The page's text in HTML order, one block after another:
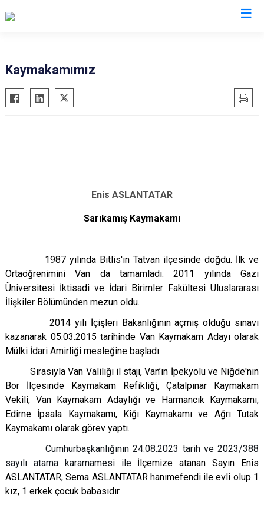
Akyaka
Arpaçay
Kaymakamımız
Enis ASLANTATAR
Sarıkamış Kaymakamı
1987 yılında Bitlis'in Tatvan ilçesinde doğdu. İlk ve
Ortaöğrenimini Van da tamamladı. 2011 yılında Gazi
Üniversitesi İktisadi ve İdari Birimler Fakültesi Uluslararası
İlişkiler Bölümünden mezun oldu.
2014 yılı İçişleri Bakanlığının açmış olduğu sınavı
kazanarak 05.03.2015 tarihinde Van Kaymakam Adayı olarak
Mülki İdari Amirliği mesleğine başladı.
Sırasıyla Van Valiliği il stajı, Van’ın İpekyolu ve Niğde'nin
Bor İlçesinde Kaymakam Refikliği, Çatalpınar Kaymakam
Vekili, Van Kaymakam Adaylığı ve Harmancık Kaymakamı,
Edirne İpsala Kaymakamı, Kiğı Kaymakamı ve Ağrı Tutak
Kaymakamı olarak görev yaptı.
Cumhurbaşkanlığının 24.08.2023 tarih ve 2023/388
sayılı atama kararnamesi ile İlçemize atanan Sayın Enis
ASLANTATAR, Sema ASLANTATAR hanımefendi ile evli olup 1
kız, 1 erkek çocuk babasıdır.